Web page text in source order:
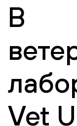
В
Vet